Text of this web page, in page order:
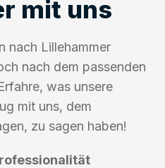
mit uns
nach Lillehammer
nach dem passenden
was unsere
mit uns, dem
zu sagen haben!